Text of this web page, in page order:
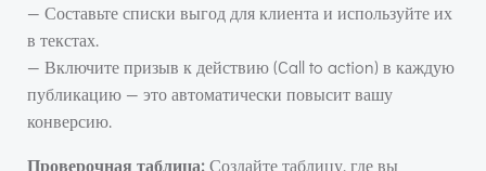
— Составьте списки выгод для клиента и используйте их
в текстах.
— Включите призыв к действию (Call to action) в каждую
публикацию — это автоматически повысит вашу
конверсию.
Проверочная таблица:Создайте таблицу, где вы